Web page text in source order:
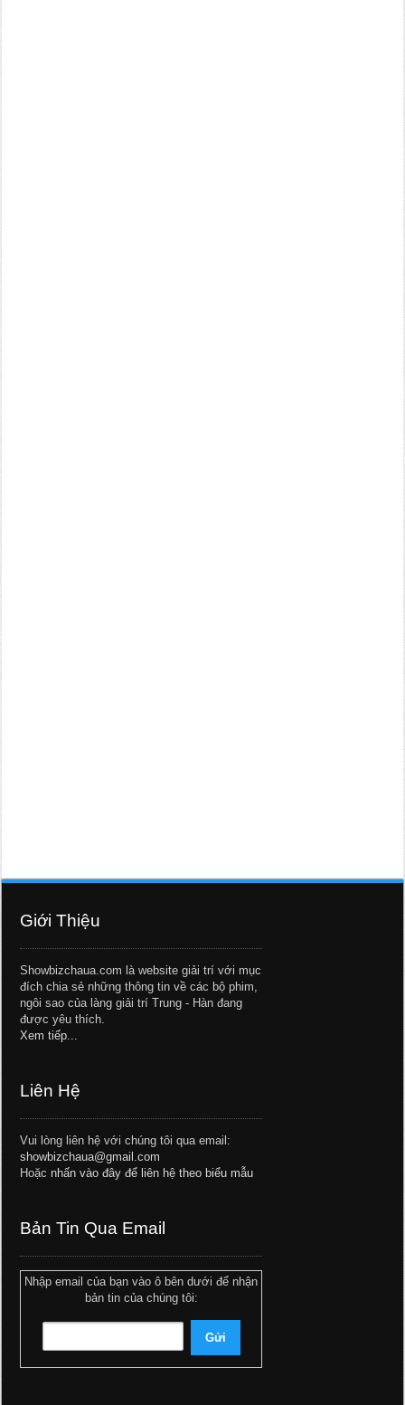
Giới Thiệu
Showbizchaua.com là website giải trí với mục
đích chia sẻ những thông tin về các bộ phim,
ngôi sao của làng giải trí Trung - Hàn đang
được yêu thích.
Xem tiếp...
Liên Hệ
Vui lòng liên hệ với chúng tôi qua email:
showbizchaua@gmail.com
Hoặc nhấn vào đây để liên hệ theo biểu mẫu
Bản Tin Qua Email
Nhập email của bạn vào ô bên dưới để nhận
bản tin của chúng tôi: